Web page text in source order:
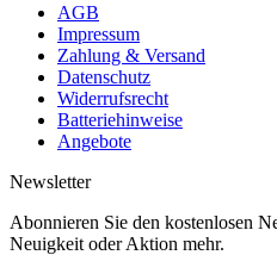
AGB
Impressum
Zahlung & Versand
Datenschutz
Widerrufsrecht
Batteriehinweise
Angebote
Newsletter
Abonnieren Sie den kostenlosen
Neuigkeit oder Aktion mehr.